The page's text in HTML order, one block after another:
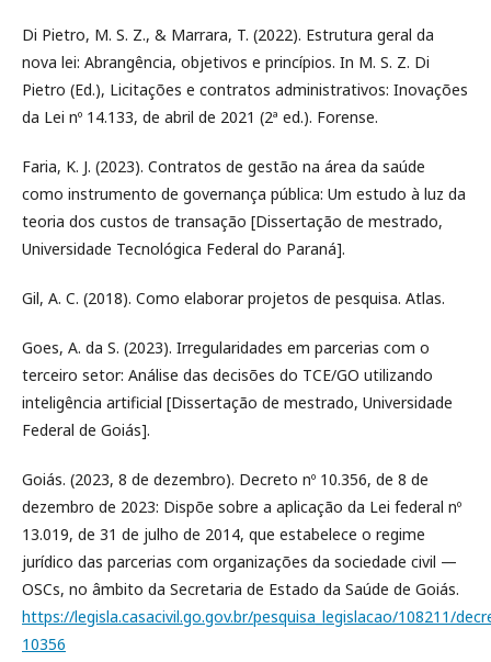
Di Pietro, M. S. Z., & Marrara, T. (2022). Estrutura geral da
nova lei: Abrangência, objetivos e princípios. In M. S. Z. Di
Pietro (Ed.), Licitações e contratos administrativos: Inovações
da Lei nº 14.133, de abril de 2021 (2ª ed.). Forense.
Faria, K. J. (2023). Contratos de gestão na área da saúde
como instrumento de governança pública: Um estudo à luz da
teoria dos custos de transação [Dissertação de mestrado,
Universidade Tecnológica Federal do Paraná].
Gil, A. C. (2018). Como elaborar projetos de pesquisa. Atlas.
Goes, A. da S. (2023). Irregularidades em parcerias com o
terceiro setor: Análise das decisões do TCE/GO utilizando
inteligência artificial [Dissertação de mestrado, Universidade
Federal de Goiás].
Goiás. (2023, 8 de dezembro). Decreto nº 10.356, de 8 de
dezembro de 2023: Dispõe sobre a aplicação da Lei federal nº
13.019, de 31 de julho de 2014, que estabelece o regime
jurídico das parcerias com organizações da sociedade civil —
OSCs, no âmbito da Secretaria de Estado da Saúde de Goiás.
https://legisla.casacivil.go.gov.br/pesquisa_legislacao/108211/
10356